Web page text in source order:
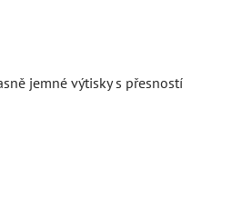
jemné výtisky s přesností